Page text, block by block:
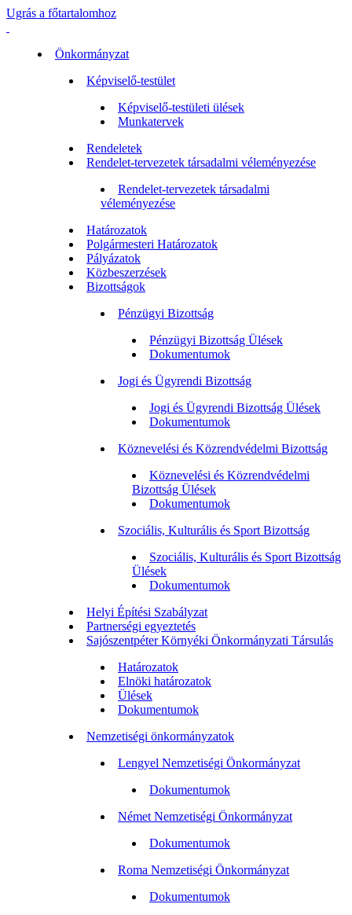
Ugrás a főtartalomhoz
Önkormányzat
Képviselő-testület
Képviselő-testületi ülések
Munkatervek
Rendeletek
Rendelet-tervezetek társadalmi véleményezése
Rendelet-tervezetek társadalmi
véleményezése
Határozatok
Polgármesteri Határozatok
Pályázatok
Közbeszerzések
Bizottságok
Pénzügyi Bizottság
Pénzügyi Bizottság Ülések
Dokumentumok
Jogi és Ügyrendi Bizottság
Jogi és Ügyrendi Bizottság Ülések
Dokumentumok
Köznevelési és Közrendvédelmi Bizottság
Köznevelési és Közrendvédelmi
Bizottság Ülések
Dokumentumok
Szociális, Kulturális és Sport Bizottság
Szociális, Kulturális és Sport Bizottság
Ülések
Dokumentumok
Helyi Építési Szabályzat
Partnerségi egyeztetés
Sajószentpéter Környéki Önkormányzati Társulás
Határozatok
Elnöki határozatok
Ülések
Dokumentumok
Nemzetiségi önkormányzatok
Lengyel Nemzetiségi Önkormányzat
Dokumentumok
Német Nemzetiségi Önkormányzat
Dokumentumok
Roma Nemzetiségi Önkormányzat
Dokumentumok